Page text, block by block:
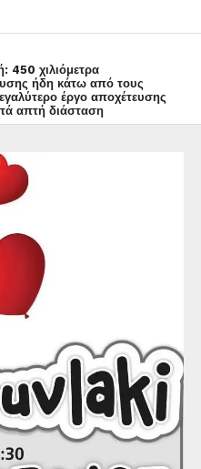
450 χιλιόμετρα
ήδη κάτω από τους
έργο αποχέτευσης
απτή διάσταση